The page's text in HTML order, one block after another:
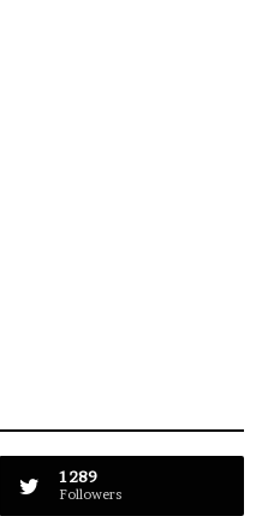
1289
Followers